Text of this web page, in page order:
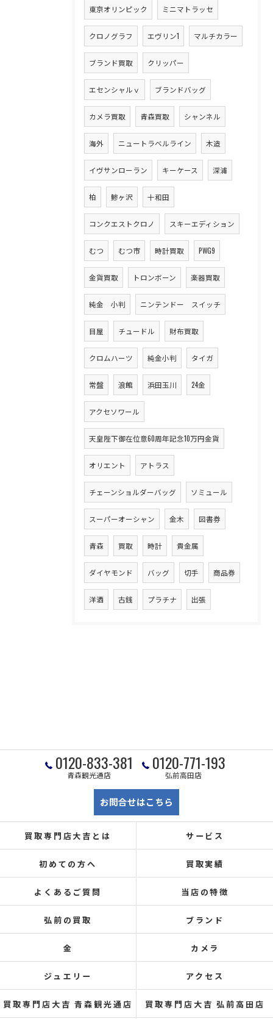
東京オリンピック ミニマトラッセ
クロノグラフ エヴリン1 マルチカラー
ブランド買取 クリッパー
エセンシャルｖ ブランドバッグ
カメラ買取 青森買取 シャンネル
海外 ニュートラベルライン 木造
イヴサンローラン キーケース 深浦
柏 鯵ヶ沢 十和田
コンクエストクロノ スキーエディション
むつ むつ市 時計買取 PWG9
金貨買取 トロンボーン 楽器買取
純金 小判 ニンテンドー スイッチ
目屋 チュードル 財布買取
クロムハーツ 純金小判 タイガ
常盤 浪館 浜田玉川 24金
アクセソワール
天皇陛下御在位意60周年記念10万円金貨
オリエント アトラス
チェーンショルダーバッグ ソミュール
スーパーオーシャン 金木 図書券
青森 買取 時計 貴金属
ダイヤモンド バッグ 切手 商品券
洋酒 古銭 プラチナ 出張
0120-833-381
青森観光通店
0120-771-193
弘前高田店
お問合せはこちら
買取専門店大吉とは サービス
初めての方へ 買取実績
よくあるご質問 当店の特徴
弘前の買取 ブランド
金 カメラ
ジュエリー アクセス
買取専門店大吉 青森観光通店 買取専門店大吉 弘前高田店